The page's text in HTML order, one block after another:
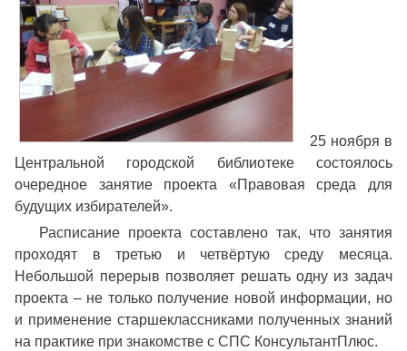
25 ноября в
Центральной городской библиотеке состоялось
очередное занятие проекта «Правовая среда для
будущих избирателей».
Расписание проекта составлено так, что занятия
проходят в третью и четвёртую среду месяца.
Небольшой перерыв позволяет решать одну из задач
проекта – не только получение новой информации, но
и применение старшеклассниками полученных знаний
на практике при знакомстве с СПС КонсультантПлюс.